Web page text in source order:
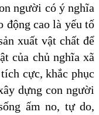
người có ý nghĩa
động cao là yếu tố
xuất vật chất để
của chủ nghĩa xã
cực, khắc phục
dựng con người
ấm no, tự do,